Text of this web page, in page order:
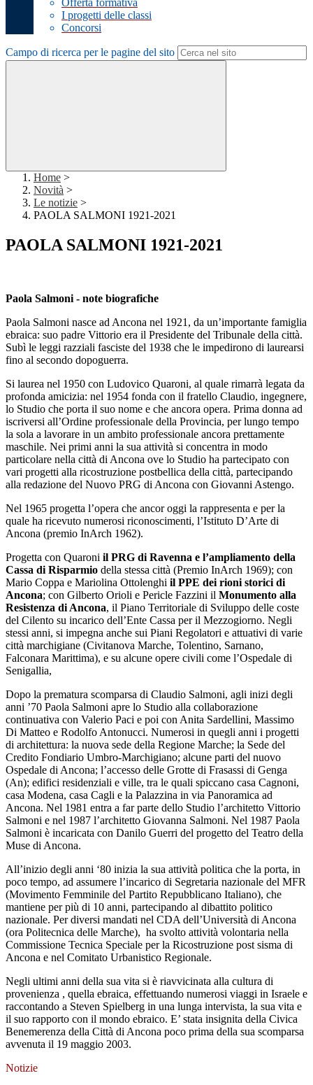
Offerta formativa
I progetti delle classi
Concorsi
Campo di ricerca per le pagine del sito
Home >
Novità >
Le notizie >
PAOLA SALMONI 1921-2021
PAOLA SALMONI 1921-2021
Paola Salmoni - note biografiche
Paola Salmoni nasce ad Ancona nel 1921, da un’importante famiglia
ebraica: suo padre Vittorio era il Presidente del Tribunale della città.
Subì le leggi razziali fasciste del 1938 che le impedirono di laurearsi
fino al secondo dopoguerra.
Si laurea nel 1950 con Ludovico Quaroni, al quale rimarrà legata da
profonda amicizia: nel 1954 fonda con il fratello Claudio, ingegnere,
lo Studio che porta il suo nome e che ancora opera. Prima donna ad
iscriversi all’Ordine professionale della Provincia, per lungo tempo
la sola a lavorare in un ambito professionale ancora prettamente
maschile. Nei primi anni la sua attività si concentra in modo
particolare nella città di Ancona ove lo Studio ha partecipato con
vari progetti alla ricostruzione postbellica della città, partecipando
alla redazione del Nuovo PRG di Ancona con Giovanni Astengo.
Nel 1965 progetta l’opera che ancor oggi la rappresenta e per la
quale ha ricevuto numerosi riconoscimenti, l’Istituto D’Arte di
Ancona (premio InArch 1962).
Progetta con Quaroni il PRG di Ravenna e l’ampliamento della
Cassa di Risparmio della stessa città (Premio InArch 1969); con
Mario Coppa e Mariolina Ottolenghi il PPE dei rioni storici di
Ancona; con Gilberto Orioli e Pericle Fazzini il Monumento alla
Resistenza di Ancona, il Piano Territoriale di Sviluppo delle coste
del Cilento su incarico dell’Ente Cassa per il Mezzogiorno. Negli
stessi anni, si impegna anche sui Piani Regolatori e attuativi di varie
città marchigiane (Civitanova Marche, Tolentino, Sarnano,
Falconara Marittima), e su alcune opere civili come l’Ospedale di
Senigallia,
Dopo la prematura scomparsa di Claudio Salmoni, agli inizi degli
anni ’70 Paola Salmoni apre lo Studio alla collaborazione
continuativa con Valerio Paci e poi con Anita Sardellini, Massimo
Di Matteo e Rodolfo Antonucci. Numerosi in quegli anni i progetti
di architettura: la nuova sede della Regione Marche; la Sede del
Credito Fondiario Umbro-Marchigiano; alcune parti del nuovo
Ospedale di Ancona; l’accesso delle Grotte di Frasassi di Genga
(An); edifici residenziali e ville, tra le quali spiccano casa Cagnoni,
casa Modena, casa Cagli e la Palazzina in via Panoramica ad
Ancona. Nel 1981 entra a far parte dello Studio l’architetto Vittorio
Salmoni e nel 1987 l’architetto Giovanna Salmoni. Nel 1987 Paola
Salmoni è incaricata con Danilo Guerri del progetto del Teatro della
Muse di Ancona.
All’inizio degli anni ‘80 inizia la sua attività politica che la porta, in
poco tempo, ad assumere l’incarico di Segretaria nazionale del MFR
(Movimento Femminile del Partito Repubblicano Italiano), che
mantiene per più di 10 anni, partecipando al dibattito politico
nazionale. Per diversi mandati nel CDA dell’Università di Ancona
(ora Politecnica delle Marche), ha svolto attività volontaria nella
Commissione Tecnica Speciale per la Ricostruzione post sisma di
Ancona e nel Comitato Urbanistico Regionale.
Negli ultimi anni della sua vita si è riavvicinata alla cultura di
provenienza , quella ebraica, effettuando numerosi viaggi in Israele e
raccontando a Steven Spielberg in una lunga intervista, la sua vita e
il suo rapporto con il mondo ebraico. E’ stata insignita della Civica
Benemerenza della Città di Ancona poco prima della sua scomparsa
avvenuta il 19 maggio 2003.
Notizie